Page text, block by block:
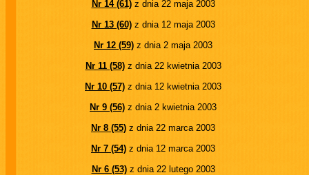
Nr 14 (61)z dnia 22 maja 2003
Nr 13 (60)z dnia 12 maja 2003
Nr 12 (59) z dnia 2 maja 2003
Nr 11 (58)z dnia 22 kwietnia 2003
Nr 10 (57) z dnia 12 kwietnia 2003
Nr 9 (56) z dnia 2 kwietnia 2003
Nr 8 (55) z dnia 22 marca 2003
Nr 7 (54) z dnia 12 marca 2003
Nr 6 (53)z dnia 22 lutego 2003